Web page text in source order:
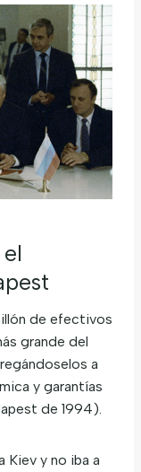
de efectivos
grande del
a
y garantías
de 1994).
Kiev y no iba a